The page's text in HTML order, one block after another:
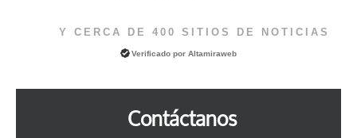
Y CERCA DE 400 SITIOS DE NOTICIAS
Verificado porAltamiraweb
Contáctanos